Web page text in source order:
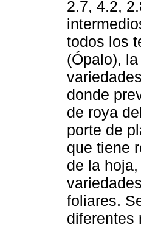
2.7, 4.2,
todos los
(Ópalo),
donde
de roya
porte de
que tiene
de la
foliares.
diferentes